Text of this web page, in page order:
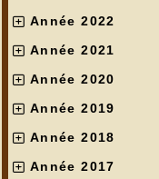
Année 2022
Année 2021
Année 2020
Année 2019
Année 2018
Année 2017